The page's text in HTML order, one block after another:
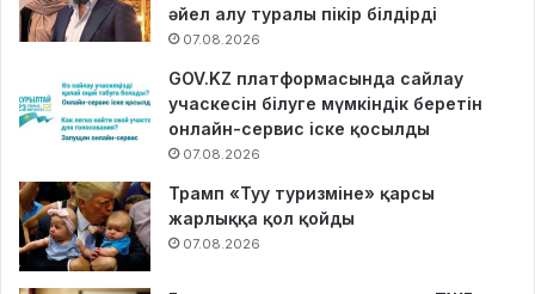
әйел алу туралы пікір білдірді
07.08.2026
GOV.KZ платформасында сайлау
учаскесін білуге мүмкіндік беретін
онлайн-сервис іске қосылды
07.08.2026
Трамп «Туу туризміне» қарсы
жарлыққа қол қойды
07.08.2026